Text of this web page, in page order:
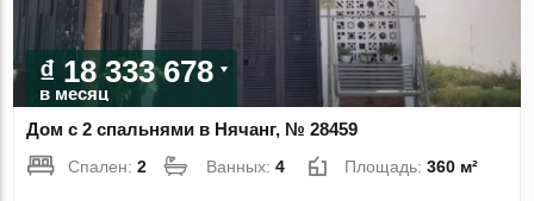
₫ 18 333 678
в месяц
Дом с 2 спальнями в Нячанг, № 28459
Спален:2 Ванных:4 Площадь:360 м²